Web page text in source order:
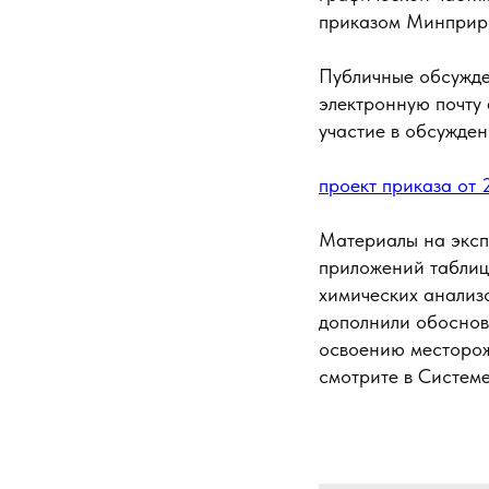
приказом
Публичные
электронную
участие в
проект приказа
Материалы на
приложений
химических
дополнили
освоению
смотрите в